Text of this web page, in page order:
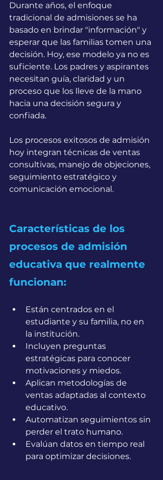
Durante años, el enfoque
tradicional de admisiones se ha
basado en brindar "información" y
esperar que las familias tomen una
decisión. Hoy, ese modelo ya no es
suficiente. Los padres y aspirantes
necesitan guía, claridad y un
proceso que los lleve de la mano
hacia una decisión segura y
confiada.
Los procesos exitosos de admisión
hoy integran técnicas de ventas
consultivas, manejo de objeciones,
seguimiento estratégico y
comunicación emocional.
Características de los
procesos de admisión
educativa que realmente
funcionan:
Están centrados en el
estudiante y su familia, no en
la institución.
Incluyen preguntas
estratégicas para conocer
motivaciones y miedos.
Aplican metodologías de
ventas adaptadas al contexto
educativo.
Automatizan seguimientos sin
perder el trato humano.
Evalúan datos en tiempo real
para optimizar decisiones.